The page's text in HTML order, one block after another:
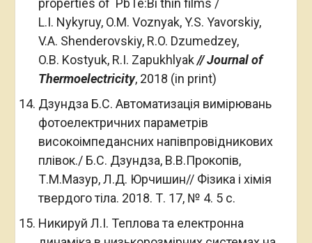
properties of PbTe:Bi thin films /
L.I. Nykyruy, O.M. Voznyak, Y.S. Yavorskiy,
V.A. Shenderovskiy, R.O. Dzumedzey,
O.B. Kostyuk, R.I. Zapukhlyak //Journal of
Thermoelectricity, 2018 (in print)
Дзундза Б.С. Автоматизація вимірювань
фотоелектричних параметрів
високоімпедансних напівпровідникових
плівок./ Б.С. Дзундза, В.В.Прокопів,
Т.М.Мазур, Л.Д. Юрчишин// Фізика і хімія
твердого тіла. 2018. Т. 17, № 4. 5 c.
Никируй Л.І. Теплова та електронна